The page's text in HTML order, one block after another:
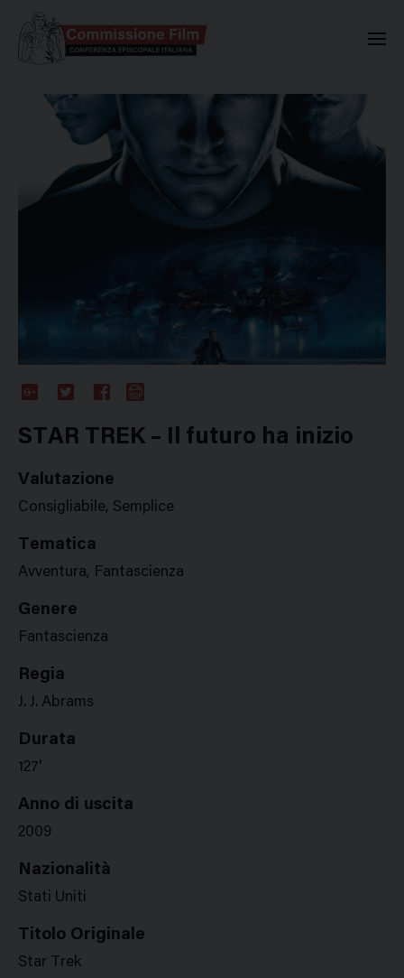
Plus
STAR TREK – Il futuro ha inizio
Valutazione
Consigliabile, Semplice
Tematica
Avventura, Fantascienza
Genere
Fantascienza
Regia
J. J. Abrams
Durata
127'
Anno di uscita
2009
Nazionalità
Stati Uniti
Titolo Originale
Star Trek